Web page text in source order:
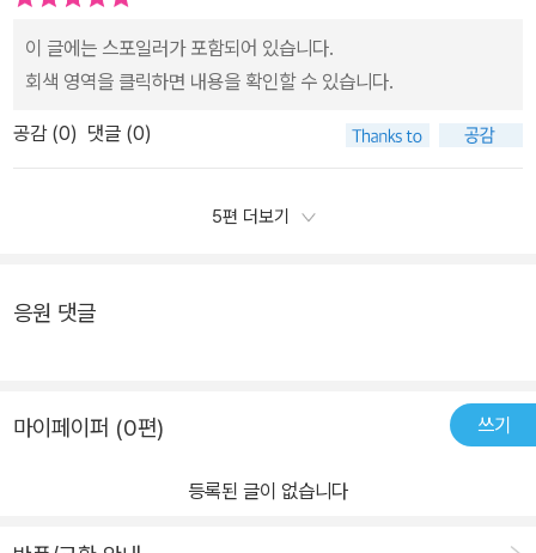
갑작스럽게 현실의 세계로 빠져나와책을 덮고 오는 충격감이 컸던 것
같다.작가님은 생명의 소중함을 알려주시려는 것일까돌이킬 수 없는
순간에 대해 알려주시려는 것일까이런 저런 생각이 많이 들었다.하지
간.생명을 결코 가볍게 다룰 수 없다고 깨닫는 그 순간. 책을 읽고 그
이 글에는 스포일러가 포함되어 있습니다.
회색 영역을 클릭하면 내용을 확인할 수 있습니다.
공감 (0) 댓글 (0)
5편 더보기
응원 댓글
마이페이퍼 (0편) 쓰기
등록된 글이 없습니다